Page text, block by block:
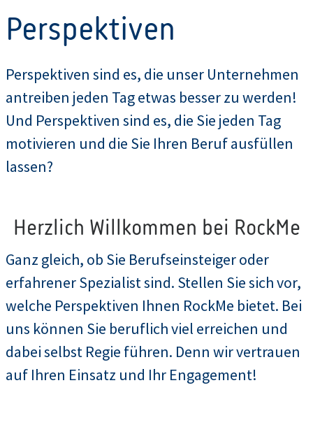
Perspektiven
Perspektiven sind es, die unser Unternehmen
antreiben jeden Tag etwas besser zu werden!
Und Perspektiven sind es, die Sie jeden Tag
motivieren und die Sie Ihren Beruf ausfüllen
lassen?
Herzlich Willkommen bei RockMe
Ganz gleich, ob Sie Berufseinsteiger oder
erfahrener Spezialist sind. Stellen Sie sich vor,
welche Perspektiven Ihnen RockMe bietet. Bei
uns können Sie beruflich viel erreichen und
dabei selbst Regie führen. Denn wir vertrauen
auf Ihren Einsatz und Ihr Engagement!